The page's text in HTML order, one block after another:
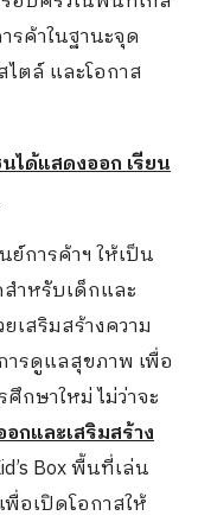
ค้าในฐานะจุด
ตล์ และโอกาส
ได้แสดงออก เรียน
การค้าฯ ให้เป็น
ำหรับเด็กและ
เสริมสร้างความ
รดูแลสุขภาพ เพื่อ
กษาใหม่ ไม่ว่าจะ
กและเสริมสร้าง
Box พื้นที่เล่น
อเปิดโอกาสให้